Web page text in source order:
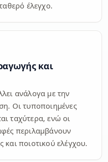
έλεγχο.
και
ανάλογα με την
Οι τυποποιημένες
ταχύτερα, ενώ οι
περιλαμβάνουν
ποιοτικού ελέγχου.